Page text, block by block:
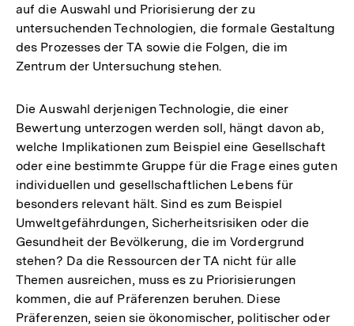
auf die Auswahl und Priorisierung der zu
untersuchenden Technologien, die formale Gestaltung
des Prozesses der TA sowie die Folgen, die im
Zentrum der Untersuchung stehen.
Die Auswahl derjenigen Technologie, die einer
Bewertung unterzogen werden soll, hängt davon ab,
welche Implikationen zum Beispiel eine Gesellschaft
oder eine bestimmte Gruppe für die Frage eines guten
individuellen und gesellschaftlichen Lebens für
besonders relevant hält. Sind es zum Beispiel
Umweltgefährdungen, Sicherheitsrisiken oder die
Gesundheit der Bevölkerung, die im Vordergrund
stehen? Da die Ressourcen der TA nicht für alle
Themen ausreichen, muss es zu Priorisierungen
kommen, die auf Präferenzen beruhen. Diese
Präferenzen, seien sie ökonomischer, politischer oder